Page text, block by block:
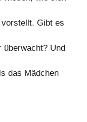
vorstellt. Gibt es
überwacht? Und
das Mädchen